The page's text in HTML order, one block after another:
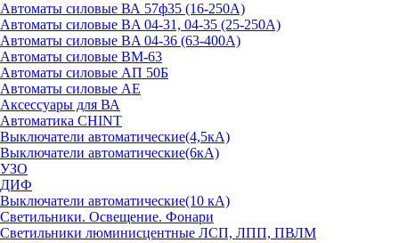
Автоматы силовые ВА 57ф35 (16-250А)
Автоматы силовые BA 04-31, 04-35 (25-250А)
Автоматы силовые BA 04-36 (63-400А)
Автоматы силовые ВМ-63
Автоматы силовые АП 50Б
Автоматы силовые АЕ
Аксессуары для ВА
Автоматика CHINT
Выключатели автоматические(4,5кА)
Выключатели автоматические(6кА)
УЗО
ДИФ
Выключатели автоматические(10 кА)
Светильники. Освещение. Фонари
Светильники люминисцентные ЛСП, ЛПП, ПВЛМ